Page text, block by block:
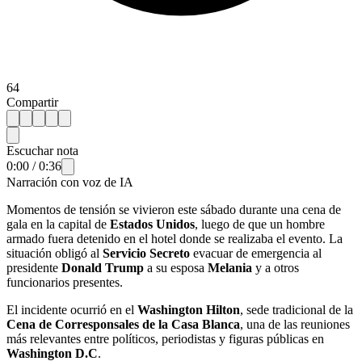
64
Compartir
Escuchar nota
0:00 /0:36
Narración con voz de IA
Momentos de tensión se vivieron este sábado durante una cena de
gala en la capital de Estados Unidos, luego de que un hombre
armado fuera detenido en el hotel donde se realizaba el evento. La
situación obligó al Servicio Secreto evacuar de emergencia al
presidente Donald Trump a su esposa Melania y a otros
funcionarios presentes.
El incidente ocurrió en el Washington Hilton, sede tradicional de la
Cena de Corresponsales de la Casa Blanca, una de las reuniones
más relevantes entre políticos, periodistas y figuras públicas en
Washington D.C.